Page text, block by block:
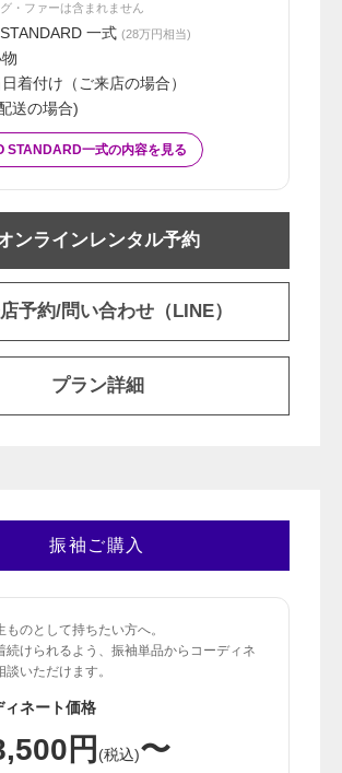
・ファーは含まれません
一式 (28万円相当)
着付け（ご来店の場合）
送の場合)
STANDARD一式の内容を見る
ンラインレンタル予約
予約/問い合わせ（LINE）
プラン詳細
振袖ご購入
ものとして持ちたい方へ。
続けられるよう、振袖単品からコーディネ
談いただけます。
ィネート価格
円 (税込)〜